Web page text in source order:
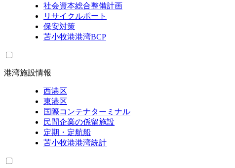
社会資本総合整備計画
リサイクルポート
保安対策
苫小牧港港湾BCP
港湾施設情報
西港区
東港区
国際コンテナターミナル
民間企業の係留施設
定期・定航船
苫小牧港港湾統計